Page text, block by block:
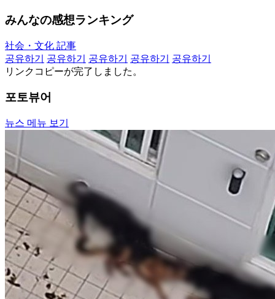
みんなの感想ランキング
社会・文化 記事
공유하기
공유하기 공유하기 공유하기
공유하기
リンクコピーが完了しました。
포토뷰어
뉴스 메뉴 보기